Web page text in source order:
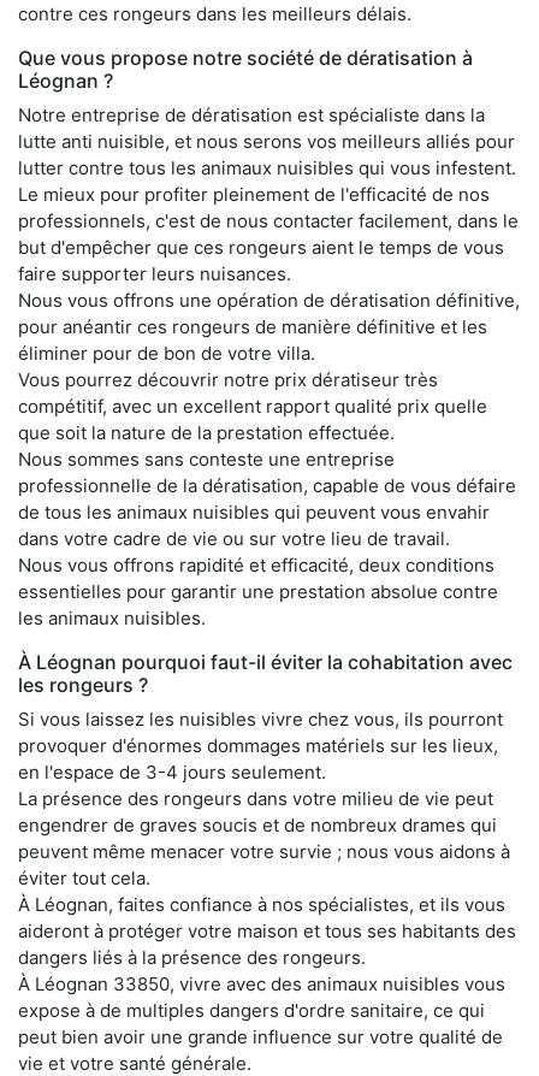
contre ces rongeurs dans les meilleurs délais.
Que vous propose notre société de dératisation à
Léognan ?
Notre entreprise de dératisation est spécialiste dans la
lutte anti nuisible, et nous serons vos meilleurs alliés pour
lutter contre tous les animaux nuisibles qui vous infestent.
Le mieux pour profiter pleinement de l'efficacité de nos
professionnels, c'est de nous contacter facilement, dans le
but d'empêcher que ces rongeurs aient le temps de vous
faire supporter leurs nuisances.
Nous vous offrons une opération de dératisation définitive,
pour anéantir ces rongeurs de manière définitive et les
éliminer pour de bon de votre villa.
Vous pourrez découvrir notre prix dératiseur très
compétitif, avec un excellent rapport qualité prix quelle
que soit la nature de la prestation effectuée.
Nous sommes sans conteste une entreprise
professionnelle de la dératisation, capable de vous défaire
de tous les animaux nuisibles qui peuvent vous envahir
dans votre cadre de vie ou sur votre lieu de travail.
Nous vous offrons rapidité et efficacité, deux conditions
essentielles pour garantir une prestation absolue contre
les animaux nuisibles.
À Léognan pourquoi faut-il éviter la cohabitation avec
les rongeurs ?
Si vous laissez les nuisibles vivre chez vous, ils pourront
provoquer d'énormes dommages matériels sur les lieux,
en l'espace de 3-4 jours seulement.
La présence des rongeurs dans votre milieu de vie peut
engendrer de graves soucis et de nombreux drames qui
peuvent même menacer votre survie ; nous vous aidons à
éviter tout cela.
À Léognan, faites confiance à nos spécialistes, et ils vous
aideront à protéger votre maison et tous ses habitants des
dangers liés à la présence des rongeurs.
À Léognan 33850, vivre avec des animaux nuisibles vous
expose à de multiples dangers d'ordre sanitaire, ce qui
peut bien avoir une grande influence sur votre qualité de
vie et votre santé générale.